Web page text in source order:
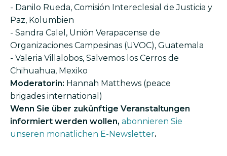
- Danilo Rueda, Comisión Intereclesial de Justicia y
Paz, Kolumbien
- Sandra Calel, Unión Verapacense de
Organizaciones Campesinas (UVOC), Guatemala
- Valeria Villalobos, Salvemos los Cerros de
Chihuahua, Mexiko
Moderatorin: Hannah Matthews (peace
brigades international)
Wenn Sie über zukünftige Veranstaltungen
informiert werden wollen, abonnieren Sie
unseren monatlichen E-Newsletter.